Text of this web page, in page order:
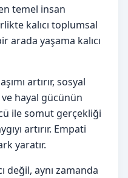
temel insan
kalıcı toplumsal
arada yaşama kalıcı
artırır, sosyal
hayal gücünün
ile somut gerçekliği
artırır. Empati
yaratır.
değil, aynı zamanda